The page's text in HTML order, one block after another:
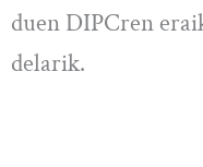
duen DIPCren
delarik.